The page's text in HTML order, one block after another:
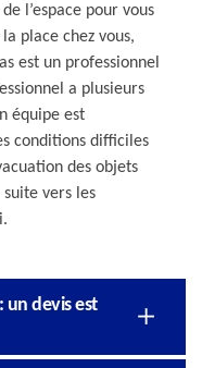
l’espace pour vous
place chez vous,
est un professionnel
a plusieurs
équipe est
conditions difficiles
des objets
vers les
un devis est